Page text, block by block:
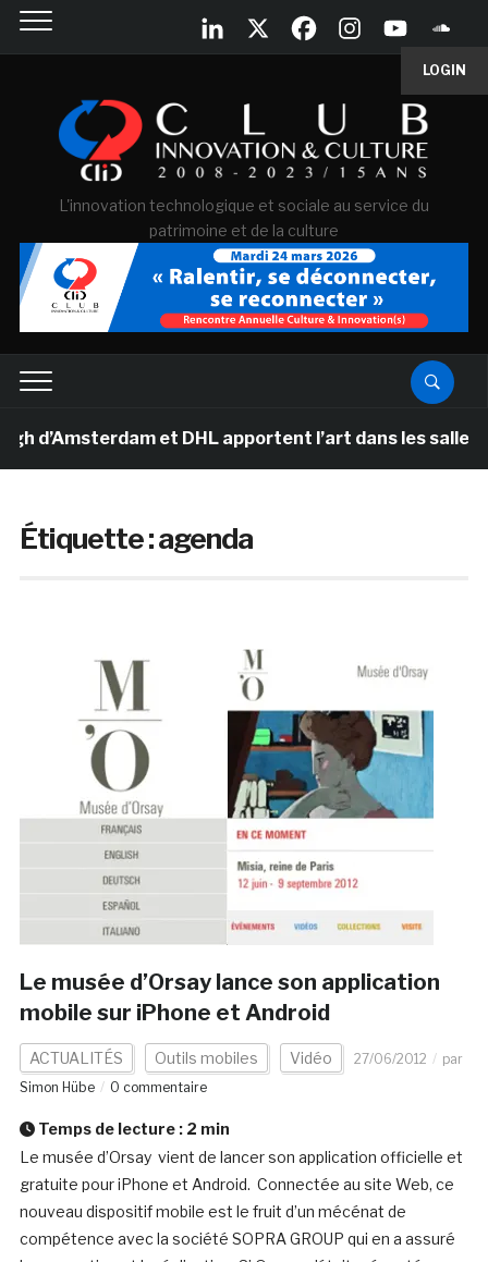
LOGIN
L'innovation technologique et sociale au service du
patrimoine et de la culture
et DHL apportent l’art dans les salles de
Étiquette :agenda
Le musée d’Orsay lance son application
mobile sur iPhone et Android
ACTUALITÉS Outils mobiles Vidéo 27/06/2012
par
Simon Hübe
0 commentaire
Temps de lecture : 2 min
Le musée d’Orsay vient de lancer son application officielle et
gratuite pour iPhone et Android. Connectée au site Web, ce
nouveau dispositif mobile est le fruit d’un mécénat de
compétence avec la société SOPRA GROUP qui en a assuré